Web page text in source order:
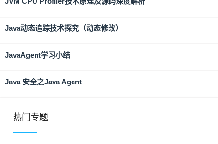
Java动态追踪技术探究（动态修改）
JavaAgent学习小结
Java 安全之Java Agent
热门专题